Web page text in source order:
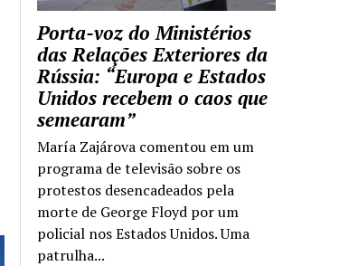
Porta-voz do Ministérios
das Relações Exteriores da
Rússia: “Europa e Estados
Unidos recebem o caos que
semearam”
María Zajárova comentou em um
programa de televisão sobre os
protestos desencadeados pela
morte de George Floyd por um
policial nos Estados Unidos. Uma
patrulha...